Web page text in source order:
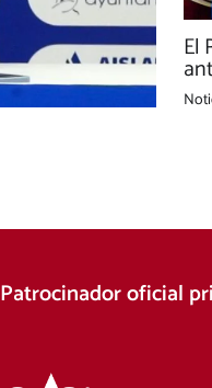
El
Patrocinador oficial